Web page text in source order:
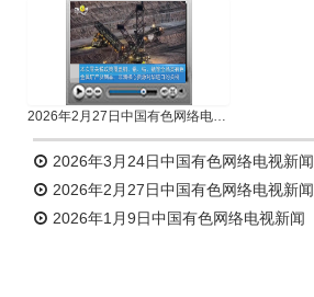
2026年2月27日中国有色网络电视新闻
2026年3月24日中国有色网络电视新闻
2026年2月27日中国有色网络电视新闻
2026年1月9日中国有色网络电视新闻